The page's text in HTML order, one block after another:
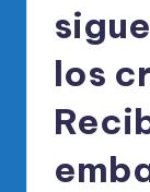
el
M
los